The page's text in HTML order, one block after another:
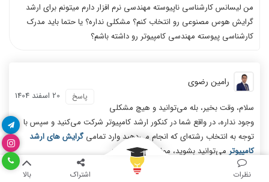
نظرات اشتراک بالا
من لیسانس کارشناسی ناپیوسته مهندسی نرم افزار دارم میتونم برای ارشد
گرایش هوس مصنوعی رو انتخاب کنم؟ مشکلی نداره؟ یا حتما باید مدرک
کارشناسی پیوسته مهندسی کامپیوتر رو داشته باشم؟
رامین رضوی
20 اسفند 1404 پاسخ
سلام، وقت بخیر، بله می‌توانید و هیچ مشکلی
وجود نداره، در واقع شما در کنکور ارشد کامپیوتر شرکت می‌کنید و سپس با
توجه به انتخاب رشته‌ای که انجام می‌دهید وارد تمامی گرایش های ارشد
کامپیوتر می‌توانید بشوید، موفق و پیروز باشید